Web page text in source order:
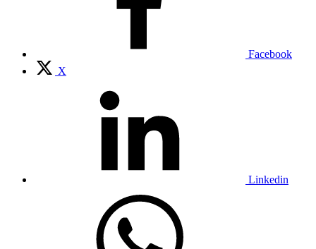
Facebook
X
Linkedin